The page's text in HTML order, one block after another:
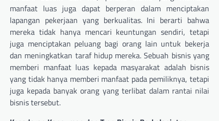
manfaat luas juga dapat berperan dalam menciptakan
lapangan pekerjaan yang berkualitas. Ini berarti bahwa
mereka tidak hanya mencari keuntungan sendiri, tetapi
juga menciptakan peluang bagi orang lain untuk bekerja
dan meningkatkan taraf hidup mereka. Sebuah bisnis yang
memberi manfaat luas kepada masyarakat adalah bisnis
yang tidak hanya memberi manfaat pada pemiliknya, tetapi
juga kepada banyak orang yang terlibat dalam rantai nilai
bisnis tersebut.